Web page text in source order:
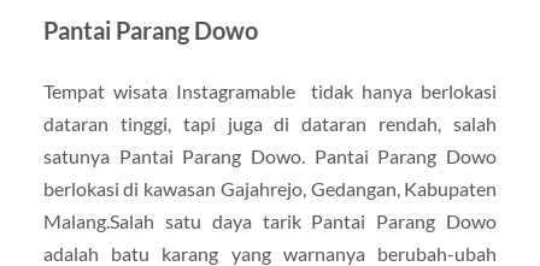
Pantai Parang Dowo
Tempat wisata Instagramable tidak hanya berlokasi
dataran tinggi, tapi juga di dataran rendah, salah
satunya Pantai Parang Dowo. Pantai Parang Dowo
berlokasi di kawasan Gajahrejo, Gedangan, Kabupaten
Malang.Salah satu daya tarik Pantai Parang Dowo
adalah batu karang yang warnanya berubah-ubah